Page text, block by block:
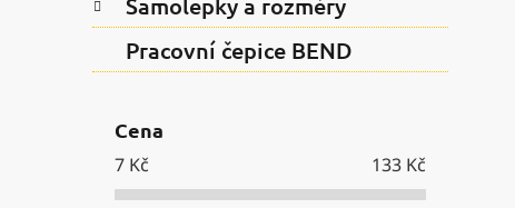
Pracovní čepice BEND
Cena
7 Kč 133 Kč